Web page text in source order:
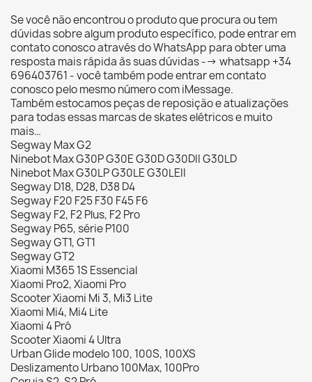
Se você não encontrou o produto que procura ou tem
dúvidas sobre algum produto específico, pode entrar em
contato conosco através do WhatsApp para obter uma
resposta mais rápida às suas dúvidas --> whatsapp +34
696403761 - você também pode entrar em contato
conosco pelo mesmo número com iMessage.
Também estocamos peças de reposição e atualizações
para todas essas marcas de skates elétricos e muito
mais…
Segway Max G2
Ninebot Max G30P G30E G30D G30DII G30LD
Ninebot Max G30LP G30LE G30LEII
Segway D18, D28, D38 D4
Segway F20 F25 F30 F45 F6
Segway F2, F2 Plus, F2 Pro
Segway P65, série P100
Segway GT1, GT1
Segway GT2
Xiaomi M365 1S Essencial
Xiaomi Pro2, Xiaomi Pro
Scooter Xiaomi Mi 3, Mi3 Lite
Xiaomi Mi4, Mi4 Lite
Xiaomi 4 Pró
Scooter Xiaomi 4 Ultra
Urban Glide modelo 100, 100S, 100XS
Deslizamento Urbano 100Max, 100Pro